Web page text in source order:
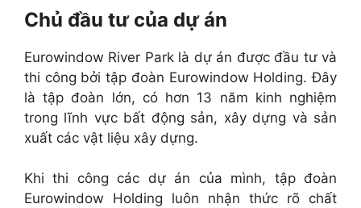
Chủ đầu tư của dự án
Eurowindow River Park là dự án được đầu tư và
thi công bởi tập đoàn Eurowindow Holding. Đây
là tập đoàn lớn, có hơn 13 năm kinh nghiệm
trong lĩnh vực bất động sản, xây dựng và sản
xuất các vật liệu xây dựng.
Khi thi công các dự án của mình, tập đoàn
Eurowindow Holding luôn nhận thức rõ chất